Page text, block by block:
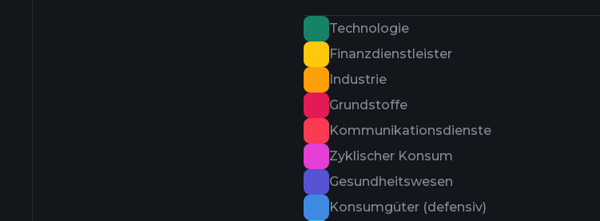
Technologie
Finanzdienstleister
Industrie
Grundstoffe
Kommunikationsdienste
Zyklischer Konsum
Gesundheitswesen
Konsumgüter (defensiv)